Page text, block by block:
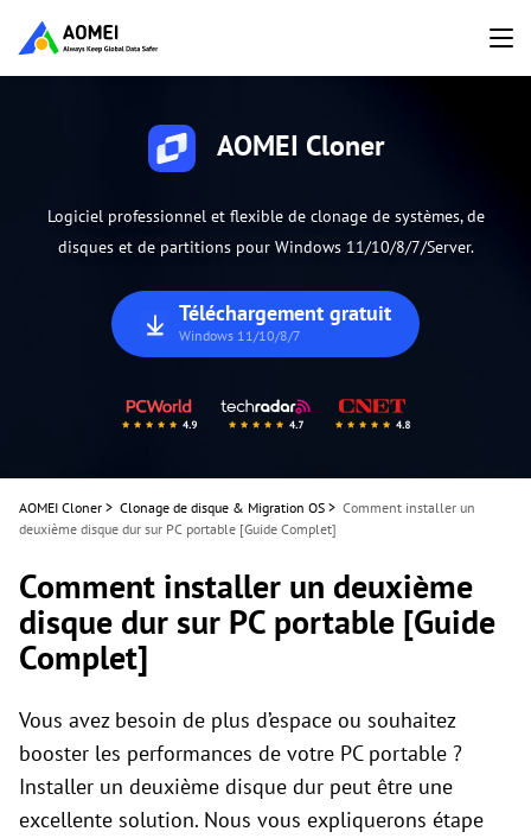
AOMEI Cloner
Logiciel professionnel et flexible de clonage de systèmes, de
disques et de partitions pour Windows 11/10/8/7/Server.
Téléchargement gratuit
Windows 11/10/8/7
AOMEI Cloner > Clonage de disque & Migration OS > Comment installer un
deuxième disque dur sur PC portable [Guide Complet]
Comment installer un deuxième
disque dur sur PC portable [Guide
Complet]
Vous avez besoin de plus d’espace ou souhaitez
booster les performances de votre PC portable ?
Installer un deuxième disque dur peut être une
excellente solution. Nous vous expliquerons étape